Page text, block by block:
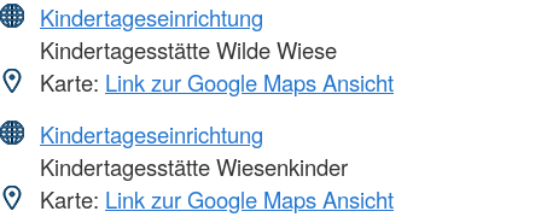
Kindertageseinrichtung
Kindertagesstätte Wilde Wiese
Karte: Link zur Google Maps Ansicht
Kindertageseinrichtung
Kindertagesstätte Wiesenkinder
Karte: Link zur Google Maps Ansicht